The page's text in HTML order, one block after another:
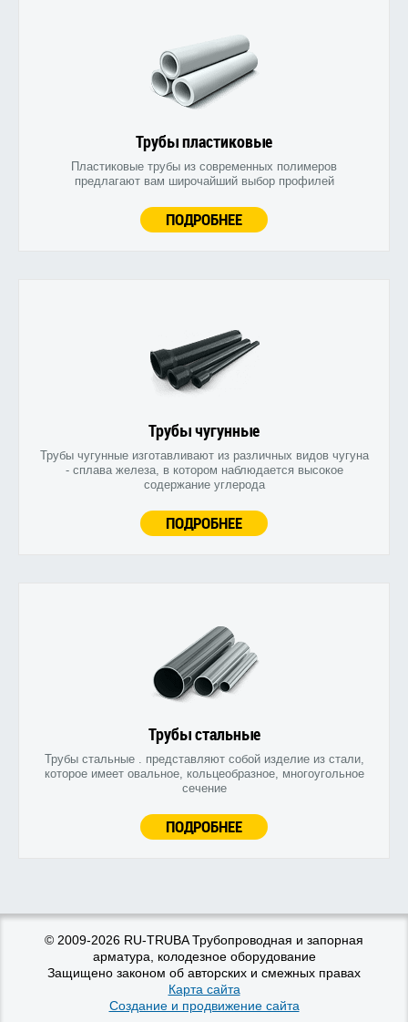
Трубы пластиковые
Пластиковые трубы из современных полимеров
предлагают вам широчайший выбор профилей
ПОДРОБНЕЕ
Трубы чугунные
Трубы чугунные изготавливают из различных видов чугуна
- сплава железа, в котором наблюдается высокое
содержание углерода
ПОДРОБНЕЕ
Трубы стальные
Трубы стальные . представляют собой изделие из стали,
которое имеет овальное, кольцеобразное, многоугольное
сечение
ПОДРОБНЕЕ
© 2009-2026 RU-TRUBA Трубопроводная и запорная
арматура, колодезное оборудование
Защищено законом об авторских и смежных правах
Карта сайта
Создание и продвижение сайта